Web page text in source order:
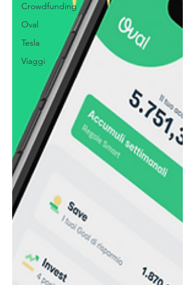
Crowdfunding
Oval
Tesla
Viaggi